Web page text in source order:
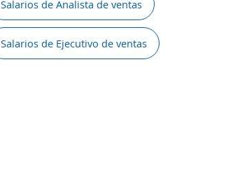
Salarios de Analista de ventas
Salarios de Ejecutivo de ventas